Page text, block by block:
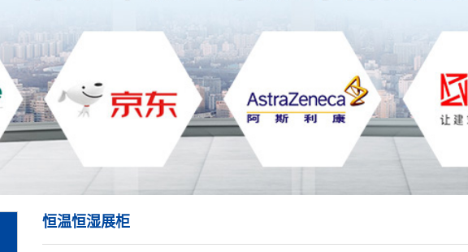
恒温恒湿展柜